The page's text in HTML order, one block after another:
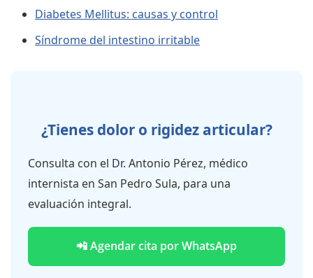
Diabetes Mellitus: causas y control
Síndrome del intestino irritable
¿Tienes dolor o rigidez articular?
Consulta con el Dr. Antonio Pérez, médico
internista en San Pedro Sula, para una
evaluación integral.
📲 Agendar cita por WhatsApp